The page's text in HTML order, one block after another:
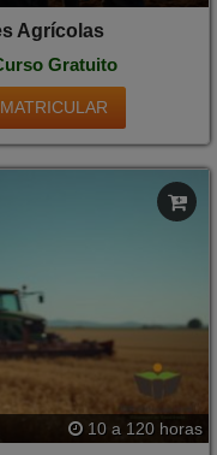
Agrícolas
Gratuito
MATRICULAR
10 a 120 horas